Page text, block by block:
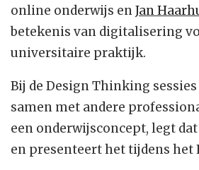
online onderwijs enJan
betekenis van digitalisering
universitaire praktijk.
Bij de Design Thinking
samen met andere
een onderwijsconcept, legt
en presenteert het tijdens het